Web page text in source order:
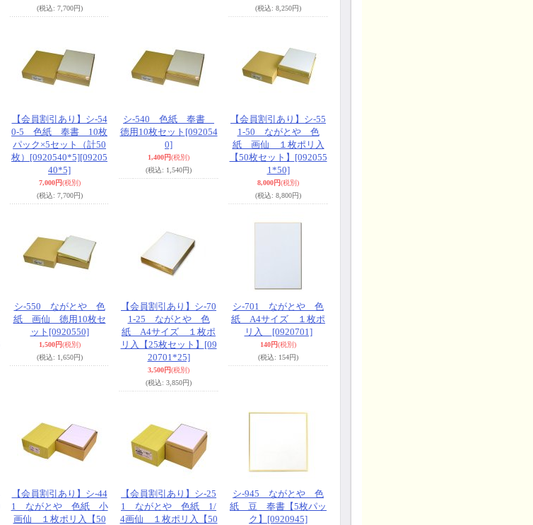
(税込: 7,700円)
(税込: 8,250円)
【会員割引あり】シ-54
0-5 色紙 奉書 10枚
パック×5セット（計50
枚）[0920540*5][09205
40*5]
7,000円(税別)
(税込: 7,700円)
シ-540 色紙 奉書
徳用10枚セット [092054
0]
1,400円(税別)
(税込: 1,540円)
【会員割引あり】シ-55
1-50 ながとや 色
紙 画仙 １枚ポリ入
【50枚セット】 [092055
1*50]
8,000円(税別)
(税込: 8,800円)
シ-550 ながとや 色
紙 画仙 徳用10枚セ
ット [0920550]
1,500円(税別)
(税込: 1,650円)
【会員割引あり】シ-70
1-25 ながとや 色
紙 A4サイズ １枚ポ
リ入【25枚セット】 [09
20701*25]
3,500円(税別)
(税込: 3,850円)
シ-701 ながとや 色
紙 A4サイズ １枚ポ
リ入 [0920701]
140円(税別)
(税込: 154円)
【会員割引あり】シ-44
1 ながとや 色紙 小
画仙 １枚ポリ入【50
【会員割引あり】シ-25
1 ながとや 色紙 1/
4画仙 １枚ポリ入【50
シ-945 ながとや 色
紙 豆 奉書【5枚パッ
ク】 [0920945]